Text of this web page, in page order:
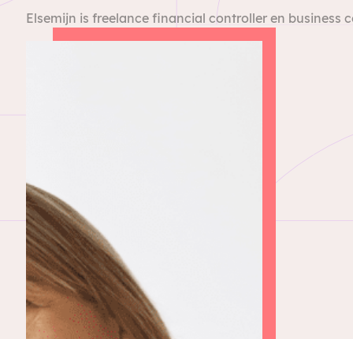
Elsemijn is freelance financial controller en business